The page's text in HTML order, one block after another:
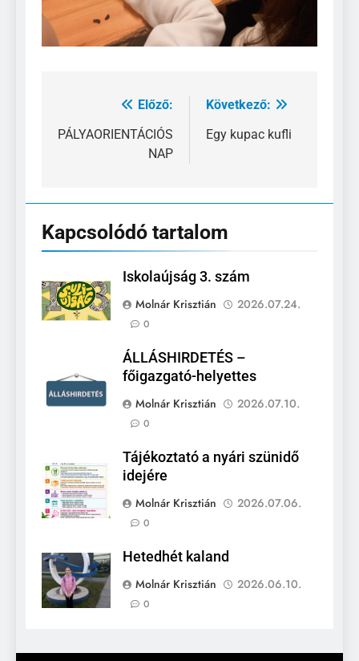
Bejegyzés
navigáció
Előző:
PÁLYAORIENTÁCIÓS
NAP
Következő:
Egy kupac kufli
Kapcsolódó tartalom
Iskolaújság 3. szám
Molnár Krisztián
2026.07.24.
0
ÁLLÁSHIRDETÉS –
főigazgató-helyettes
Molnár Krisztián
2026.07.10.
0
Tájékoztató a nyári szünidő
idejére
Molnár Krisztián
2026.07.06.
0
Hetedhét kaland
Molnár Krisztián
2026.06.10.
0